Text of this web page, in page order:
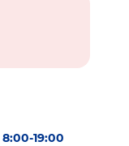
8:00-19:00